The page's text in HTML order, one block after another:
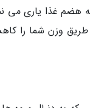
هضم غذا یاری می
وزن شما را